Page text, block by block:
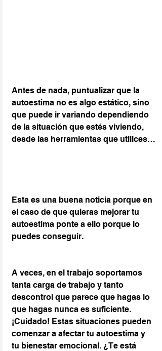
Antes de nada, puntualizar que la
autoestima no es algo estático, sino
que puede ir variando dependiendo
de la situación que estés viviendo,
desde las herramientas que utilices…
Esta es una buena noticia porque en
el caso de que quieras mejorar tu
autoestima ponte a ello porque lo
puedes conseguir.
A veces, en el trabajo soportamos
tanta carga de trabajo y tanto
descontrol que parece que hagas lo
que hagas nunca es suficiente.
¡Cuidado! Estas situaciones pueden
comenzar a afectar tu autoestima y
tu bienestar emocional. ¿Te está